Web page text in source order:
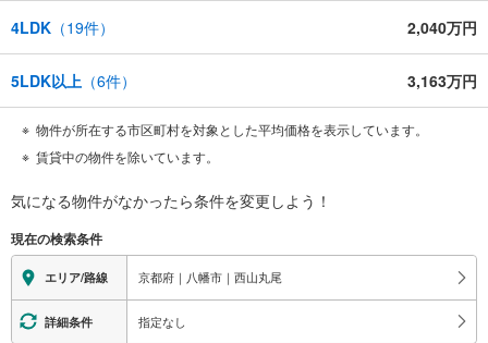
4LDK （19件） 2,040万円
5LDK以上 （6件） 3,163万円
物件が所在する市区町村を対象とした平均価格を表示しています。
賃貸中の物件を除いています。
気になる物件がなかったら条件を変更しよう！
現在の検索条件
エリア/路線 京都府｜八幡市｜西山丸尾
詳細条件 指定なし